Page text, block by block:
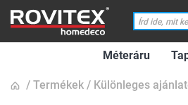
Méteráru
Termékek Különleges